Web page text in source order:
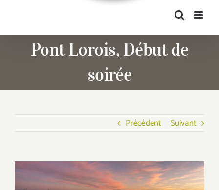
Pont Lorois, Début de
soirée
Précédent Suivant
Voir